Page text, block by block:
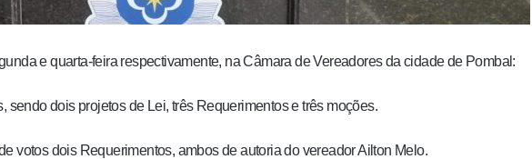
e quarta-feira respectivamente, na Câmara de Vereadores da cidade de Pombal:
sendo dois projetos de Lei, três Requerimentos e três moções.
votos dois Requerimentos, ambos de autoria do vereador Ailton Melo.